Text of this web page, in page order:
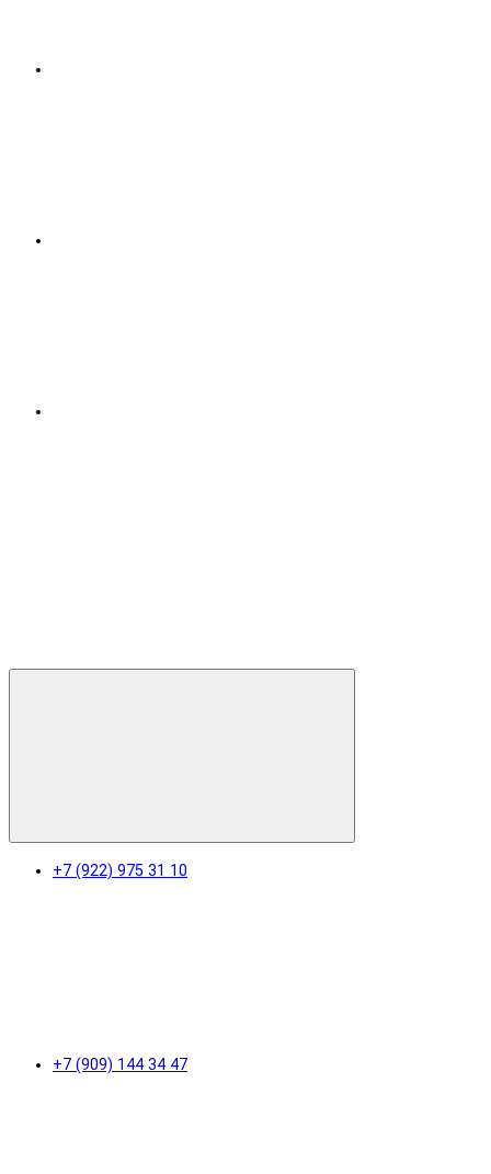
+7 (922) 975 31 10
+7 (909) 144 34 47